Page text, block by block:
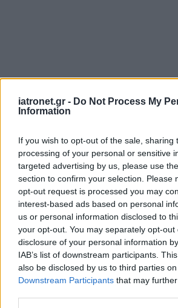
iatronet.gr - Do Not Process My
Information
If you wish to opt-out of the sale, sharing
processing of your personal or sensitive
targeted advertising by us, please use
section to confirm your selection. Please
opt-out request is processed you may
interest-based ads based on personal
us or personal information disclosed to
your opt-out. You may separately opt-
disclosure of your personal information
IAB’s list of downstream participants.
also be disclosed by us to third parties
Downstream Participants that may